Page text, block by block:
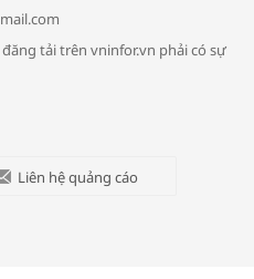
thương cho em
tải trên vninfor.vn phải có sự
Liên hệ quảng cáo